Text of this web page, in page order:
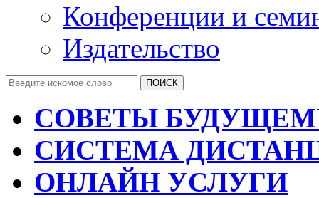
Конференции и
Издательство
СОВЕТЫ
СИСТЕМА
ОНЛАЙН УСЛУГИ